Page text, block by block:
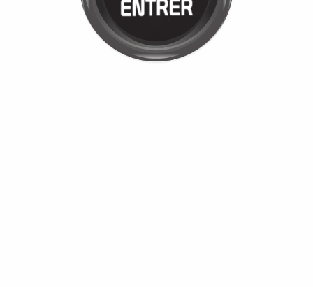
Cliquez pour entrer